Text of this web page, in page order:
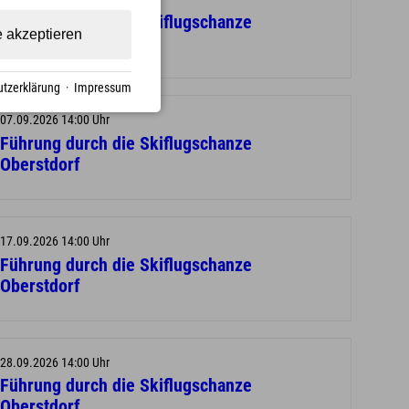
Führung durch die Skiflugschanze
Oberstdorf
07.09.2026 14:00 Uhr
Führung durch die Skiflugschanze
Oberstdorf
17.09.2026 14:00 Uhr
Führung durch die Skiflugschanze
Oberstdorf
28.09.2026 14:00 Uhr
Führung durch die Skiflugschanze
akzeptieren
· Impressum